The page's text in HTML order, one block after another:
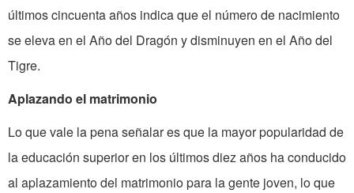
últimos cincuenta años indica que el número de nacimiento
se eleva en el Año del Dragón y disminuyen en el Añodel
Tigre.
Aplazando el matrimonio
Lo que vale la pena señalar es que la mayor popularidad de
la educación superior en los últimos diez años ha conducido
al aplazamientodel matrimonio para la gente joven, lo que